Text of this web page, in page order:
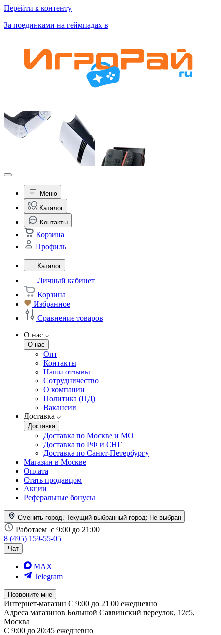
Перейти к контенту
За поединками на геймпадах в
Меню
Каталог
Контакты
Корзина
Профиль
Каталог
Личный кабинет
Корзина
Избранное
Сравнение товаров
О нас
О нас
Опт
Контакты
Наши отзывы
Сотрудничество
О компании
Политика (ПД)
Вакансии
Доставка
Доставка
Доставка по Москве и МО
Доставка по РФ и СНГ
Доставка по Санкт-Петербургу
Магазин в Москве
Оплата
Стать продавцом
Акции
Реферальные бонусы
Сменить город. Текущий выбранный город: Не выбран
Работаем с 9:00 до 21:00
8 (495) 159-55-05
Чат
MAX
Telegram
Позвоните мне
Интернет-магазин С 9:00 до 21:00 ежедневно
Адреса магазинов Большой Саввинский переулок, 12с5,
Москва
С 9:00 до 20:45 ежедневно